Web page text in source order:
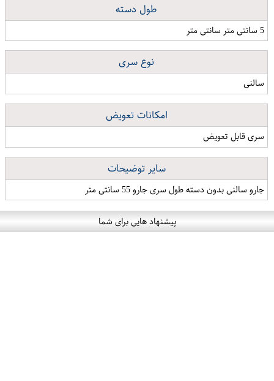
طول دسته
5 سانتی متر سانتی متر
نوع سری
سالنی
امکانات تعویض
سری قابل تعویض
سایر توضیحات
جارو سالنی بدون دسته طول سری جارو 55 سانتی متر
پیشنهاد هایی برای شما